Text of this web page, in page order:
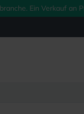
Ein Verkauf an